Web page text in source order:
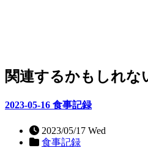
関連するかもしれな
2023-05-16 食事記録
2023/05/17 Wed
食事記録